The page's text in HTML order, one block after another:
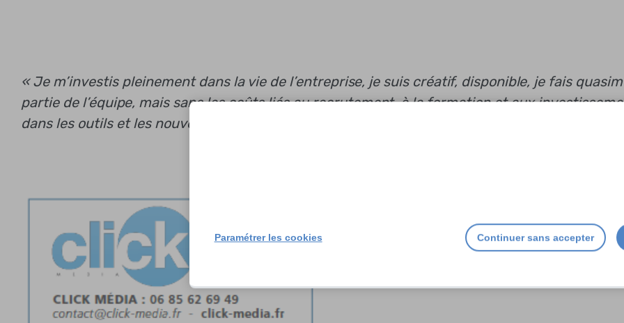
« Je m’investis pleinement dans la vie de l’entreprise, je suis créatif, disponible, je fais
partie de l’équipe, mais sans les coûts liés au recrutement, à la formation et aux
dans les outils et les nouvelles technologies ».
Continuer sans accepter
Paramétrer les cookies